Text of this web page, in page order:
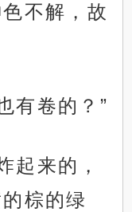
不解，故
有卷的？”
起来的，
棕的绿